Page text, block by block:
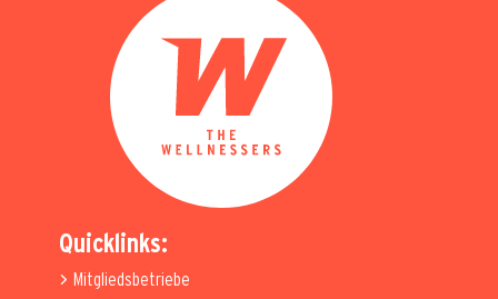
Quicklinks:
Mitgliedsbetriebe